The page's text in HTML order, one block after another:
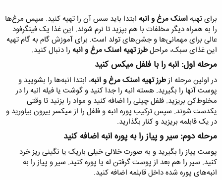
برای تهیه اسنک مرغ و انبه ابتدا باید سس آن را تهیه کنید. سپس مرغ‌ها
را به همراه دیگر مخلفات با هم بپزید تا نرم شوند. این غذا یک فینگرفود
عالی برای مهمانی‌ها و جشن‌های تولد است. برای آموزش گام به گام تهیه
این غذای سبک، مراحلطرز تهیه اسنک مرغ و انبه را دنبال کنید.
مرحله اول: انبه را با فلفل میکس کنید​
در اولین مرحله ازطرز تهیه اسنک مرغ و انبه، ابتدا انبه‌ها را بشویید و
پوست آنها را بگیرید. هسته انبه را جدا کنید و گوشت یا فیله انبه را در
مخلوط‌کن بریزید. فلفل چیلی را اضافه کنید و مواد را بزنید تا وقتی
یکدست شوند. سپس ترکیب پوره انبه و فلفل را از میکسر بیرون بیاورید و
در یک قابلمه بریزید و کنار بگذارید.
مرحله دوم: سیر و پیاز را به پوره انبه اضافه کنید​
پوست پیاز‌ را بگیرید و به صورت خلالی خیلی باریک یا نگینی ریز خرد
کنید. سیر را هم بعد از پوست گرفتن له یا پوره کنید. سیر و پیاز را به
انبه‌‌های پوره شده داخل قابلمه اضافه کنید.